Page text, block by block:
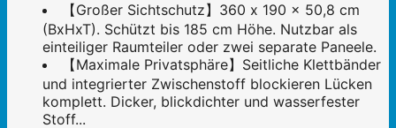
【Großer Sichtschutz】360 x 190 x 50,8 cm
(BxHxT). Schützt bis 185 cm Höhe. Nutzbar als
einteiliger Raumteiler oder zwei separate Paneele.
【Maximale Privatsphäre】Seitliche Klettbänder
und integrierter Zwischenstoff blockieren Lücken
komplett. Dicker, blickdichter und wasserfester
Stoff...